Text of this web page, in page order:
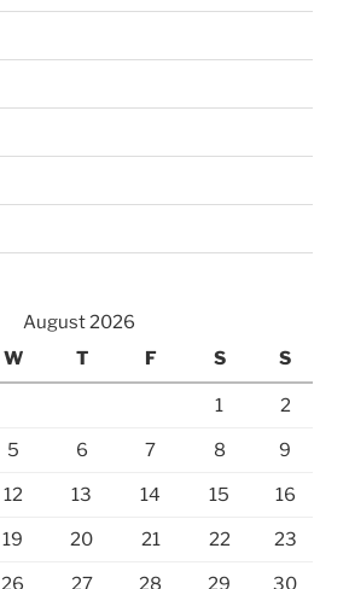
August 2026
W T F S S
1 2
5 6 7 8 9
12 13 14 15 16
19 20 21 22 23
26 27 28 29 30